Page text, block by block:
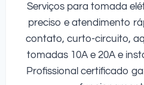
Serviços para tomada
preciso e atendimento
contato, curto-circuito,
tomadas 10A e 20A e
Profissional certificado